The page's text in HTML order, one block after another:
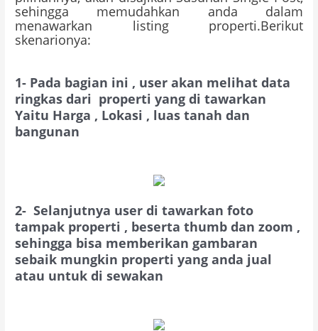
sehingga memudahkan anda dalam
menawarkan listing properti.Berikut
skenarionya:
1- Pada bagian ini , user akan melihat data
ringkas dari properti yang di tawarkan
Yaitu Harga , Lokasi , luas tanah dan
bangunan
2- Selanjutnya user di tawarkan foto
tampak properti , beserta thumb dan zoom ,
sehingga bisa memberikan gambaran
sebaik mungkin properti yang anda jual
atau untuk di sewakan